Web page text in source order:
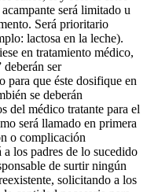
será limitado u
Será prioritario
lactosa en la leche).
en tratamiento médico,
deberán ser
para que éste dosifique en
se deberán
del médico tratante para el
será llamado en primera
o complicación
los padres de lo sucedido
de surtir ningún
solicitando a los